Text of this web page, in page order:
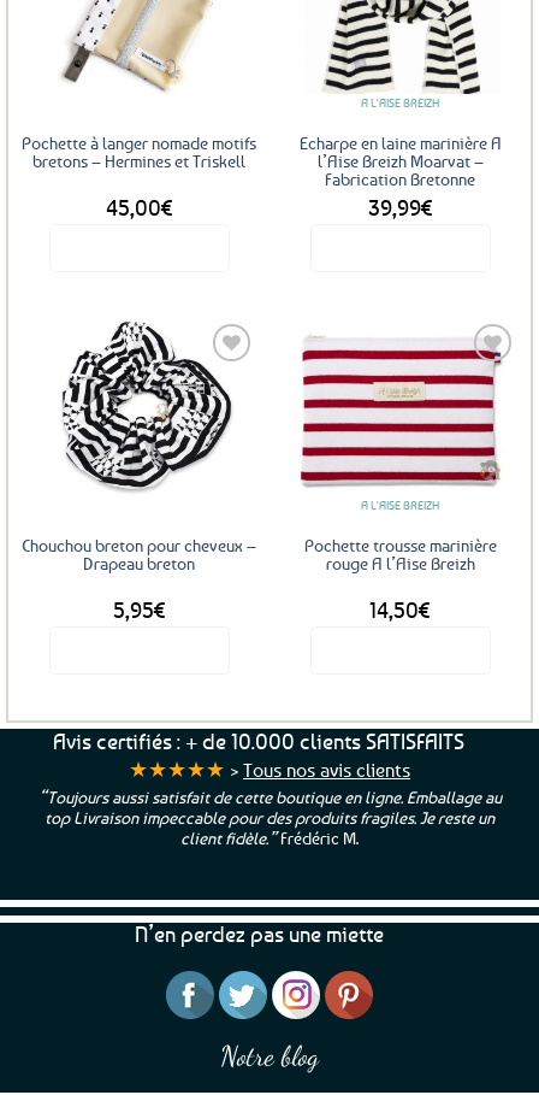
options
peuvent
sur
Ajouter
Pochette à langer nomade motifs
bretons – Hermines et Triskell
45,00€
Ajouter
aux
favoris
A L'AISE BREIZH
Echarpe en laine marinière A
l’Aise Breizh Moarvat –
Fabrication Bretonne
39,99€
Ajouter
aux
favoris
Chouchou breton pour cheveux –
Drapeau breton
5,95€
aux
favoris
A L'AISE BREIZH
Pochette trousse marinière
rouge A l’Aise Breizh
14,50€
Avis certifiés : + de 10.000 clients SATISFAITS
★★★★★ > Tous nos avis clients
“Toujours aussi satisfait de cette boutique en ligne. Emballage au
top Livraison impeccable pour des produits fragiles. Je reste un
client fidèle.”Frédéric M.
N’en perdez pas une miette
Notre blog